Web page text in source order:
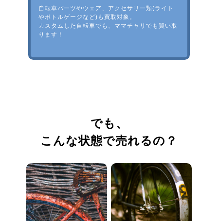
自転車パーツやウェア、アクセサリー類(ライト
やボトルゲージなど)も買取対象。
カスタムした自転車でも、ママチャリでも買い取
ります！
でも、
こんな状態で売れるの？